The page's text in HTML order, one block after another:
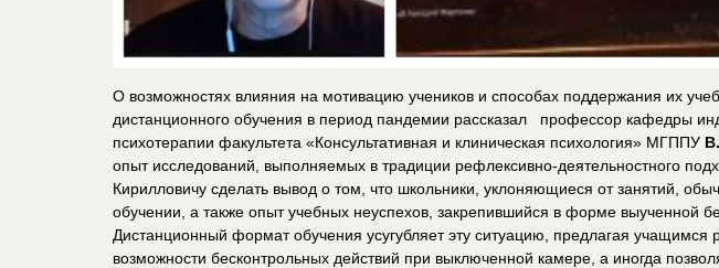
О возможностях влияния на мотивацию учеников и способах поддержания их
дистанционного обучения в период пандемии рассказал профессор кафедры
психотерапии факультета «Консультативная и клиническая психология» МГППУ
опыт исследований, выполняемых в традиции рефлексивно-деятельностного
Кирилловичу сделать вывод о том, что школьники, уклоняющиеся от занятий,
обучении, а также опыт учебных неуспехов, закрепившийся в форме выученной
Дистанционный формат обучения усугубляет эту ситуацию, предлагая учащимся
возможности бесконтрольных действий при выключенной камере, а иногда